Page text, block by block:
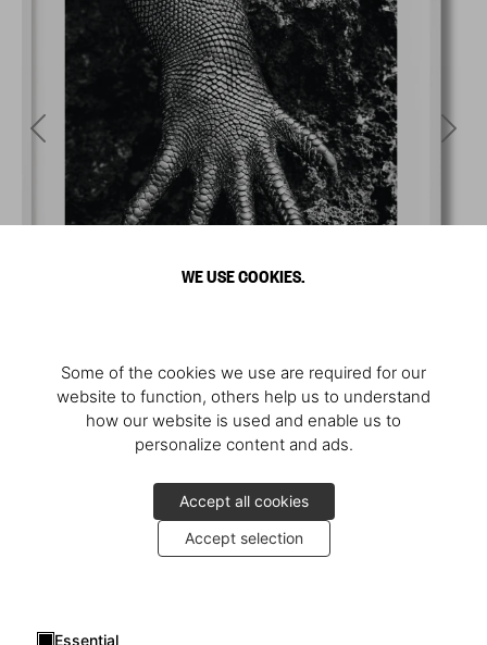
WE USE COOKIES.
Some of the cookies we use are required for our
website to function, others help us to understand
how our website is used and enable us to
personalize content and ads.
Accept all cookies
Accept selection
Essential